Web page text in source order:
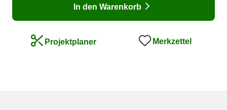
In den Warenkorb
Projektplaner Merkzettel